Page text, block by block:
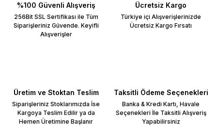
%100 Güvenli Alışveriş
256Bit SSL Sertifikası ile Tüm
Siparişleriniz Güvende. Keyifli
Alışverişler
Ücretsiz Kargo
Türkiye içi Alışverişlerinizde
Ücretsiz Kargo Fırsatı
Üretim ve Stoktan Teslim
Siparişleriniz Stoklarımızda İse
Kargoya Teslim Edilir ya da
Hemen Üretimine Başlanır
Taksitli Ödeme Seçenekleri
Banka & Kredi Kartı, Havale
Seçenekleri İle Taksitli Alışveriş
Yapabilirsiniz